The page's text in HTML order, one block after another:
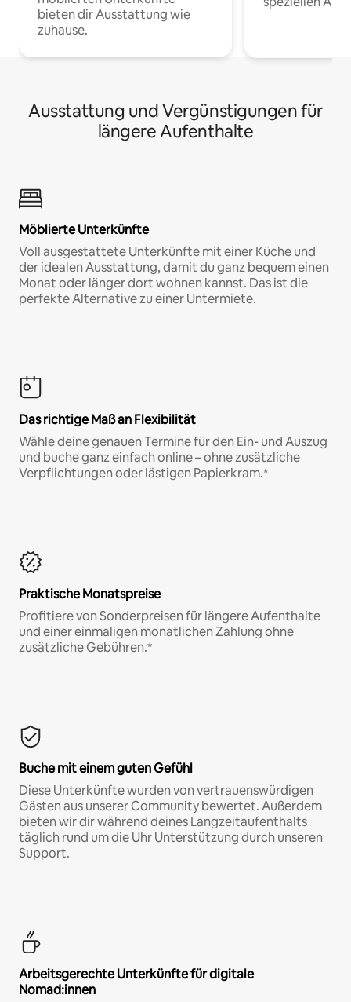
bieten dir Ausstattung wie
zuhause.
Ausstattung und Vergünstigungen für
längere Aufenthalte
Möblierte Unterkünfte
Voll ausgestattete Unterkünfte mit einer Küche und
der idealen Ausstattung, damit du ganz bequem einen
Monat oder länger dort wohnen kannst. Das ist die
perfekte Alternative zu einer Untermiete.
Das richtige Maß an Flexibilität
Wähle deine genauen Termine für den Ein- und Auszug
und buche ganz einfach online – ohne zusätzliche
Verpflichtungen oder lästigen Papierkram.*
Praktische Monatspreise
Profitiere von Sonderpreisen für längere Aufenthalte
und einer einmaligen monatlichen Zahlung ohne
zusätzliche Gebühren.*
Buche mit einem guten Gefühl
Diese Unterkünfte wurden von vertrauenswürdigen
Gästen aus unserer Community bewertet. Außerdem
bieten wir dir während deines Langzeitaufenthalts
täglich rund um die Uhr Unterstützung durch unseren
Support.
Arbeitsgerechte Unterkünfte für digitale
Nomad:innen